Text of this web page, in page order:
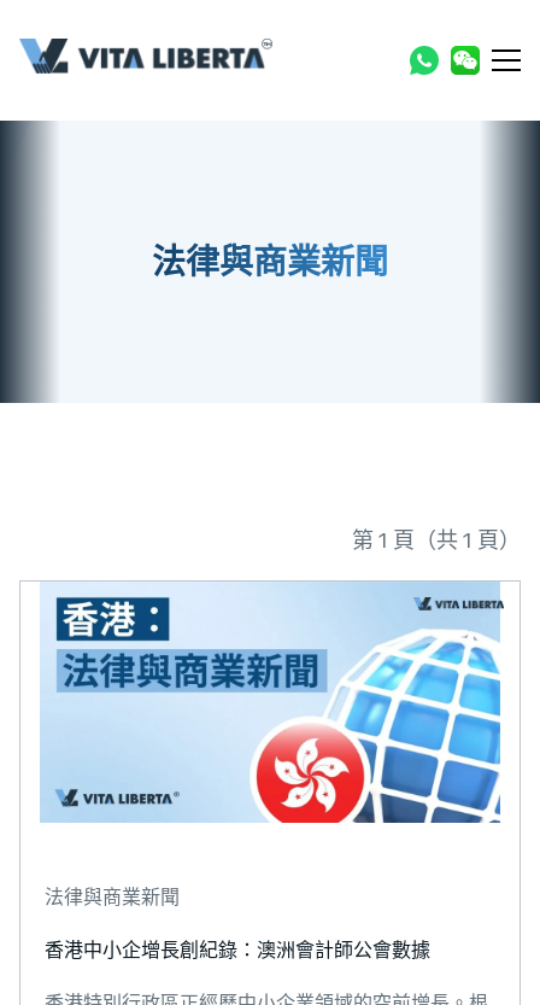
法律與商業新聞
第 1 頁（共 1 頁）
法律與商業新聞
香港中小企增長創紀錄：澳洲會計師公會數據